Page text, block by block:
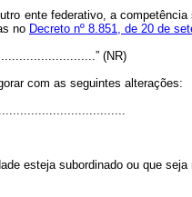
ente federativo, a
no Decreto nº 8.851, de 20 de
(NR)
com as seguintes alterações:
esteja subordinado ou que